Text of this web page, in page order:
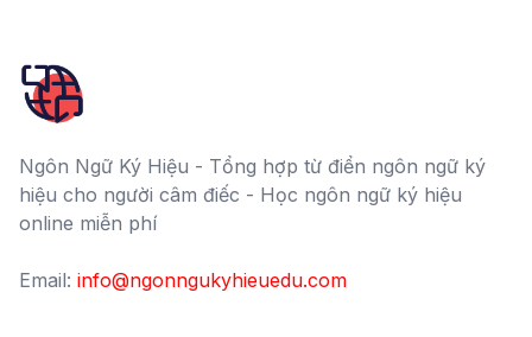
Ngôn Ngữ Ký Hiệu - Tổng hợp từ điển ngôn ngữ ký
hiệu cho người câm điếc - Học ngôn ngữ ký hiệu
online miễn phí
Email: info@ngonngukyhieuedu.com